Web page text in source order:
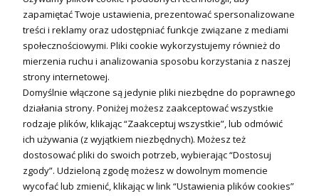
Technika solarna
Fotowoltanika
Sterowniki i regulatory
Nagrzewnice i kurtyny
Kuchnia i Wentylacja
Kuchnia
Zlewozmywaki
Baterie kuchenne
Młynki do odpadów
zapamiętać Twoje ustawienia, prezentować spersonalizowane
treści i reklamy oraz udostępniać funkcje związane z mediami
społecznościowymi. Pliki cookie wykorzystujemy również do
mierzenia ruchu i analizowania sposobu korzystania z naszej
strony internetowej.
Domyślnie włączone są jedynie pliki niezbędne do poprawnego
działania strony. Poniżej możesz zaakceptować wszystkie
rodzaje plików, klikając “Zaakceptuj wszystkie”, lub odmówić
ich używania (z wyjątkiem niezbędnych). Możesz też
dostosować pliki do swoich potrzeb, wybierając “Dostosuj
zgody”. Udzieloną zgodę możesz w dowolnym momencie
wycofać lub zmienić, klikając w link “Ustawienia plików cookies”